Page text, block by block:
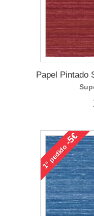
Papel Pintado
1°
pedido
-5€